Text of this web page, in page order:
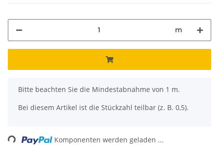
m
x
Bitte beachten Sie die Mindestabnahme von 1 m.
Bei diesem Artikel ist die Stückzahl teilbar (z. B. 0,5).
Loading... Komponenten werden geladen ...